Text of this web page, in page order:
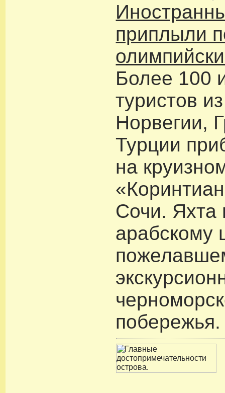
приплыли
Более 100
туристов
Норвегии,
Турции
на
Сочи. Яхта
арабскому
побережья.